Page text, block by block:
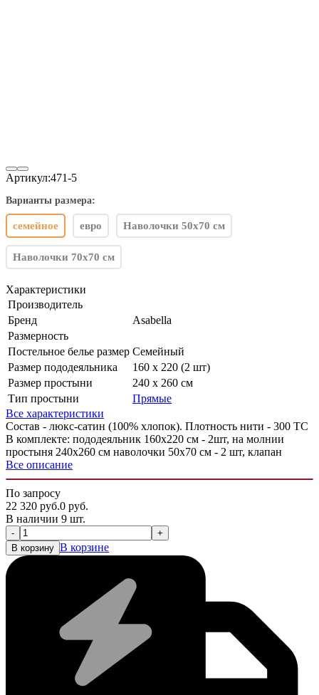
Артикул:471-5
Варианты размера:
семейное евро Наволочки 50x70 см
Наволочки 70x70 см
Характеристики
Производитель
Бренд
Asabella
Размерность
Постельное белье размер Семейный
Размер пододеяльника
160 х 220 (2 шт)
Размер простыни
240 х 260 см
Тип простыни
Прямые
Все характеристики
Состав - люкс-сатин (100% хлопок). Плотность нити - 300 ТС
В комплекте: пододеяльник 160х220 см - 2шт, на молнии
простыня 240х260 см наволочки 50х70 см - 2 шт, клапан
Все описание
По запросу
22 320 руб.0 руб.
В наличии 9 шт.
-
+
В корзину В корзине